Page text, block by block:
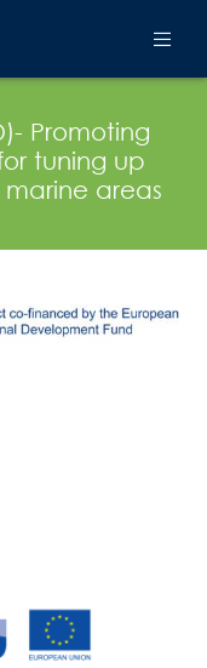
Promoting
tuning up
areas